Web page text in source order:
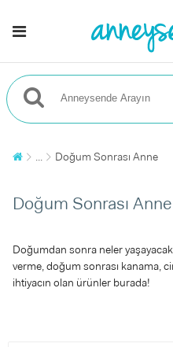
... Doğum Sonrası Anne
Doğum Sonrası Anne
Doğumdan sonra neler
verme, doğum sonrası kanama,
ihtiyacın olan ürünler burada!